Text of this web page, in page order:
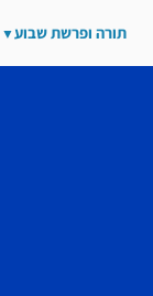
תורה ופרשת שבוע